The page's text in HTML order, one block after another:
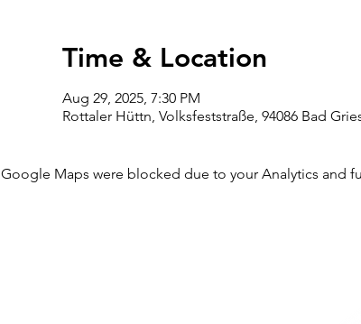
Time & Location
Aug 29, 2025, 7:30 PM
Rottaler Hüttn, Volksfeststraße, 94086 Bad
Google Maps were blocked due to your Analytics and